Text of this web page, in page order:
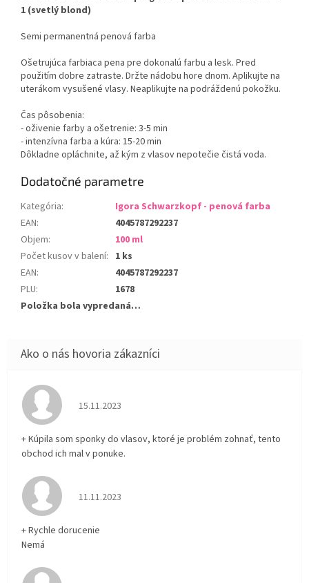
1 (svetlý blond)
Semi permanentná penová farba
Ošetrujúca farbiaca pena pre dokonalú farbu a lesk. Pred
použitím dobre zatraste. Držte nádobu hore dnom. Aplikujte na
uterákom vysušené vlasy. Neaplikujte na podráždenú pokožku.
Čas pôsobenia:
- oživenie farby a ošetrenie: 3-5 min
- intenzívna farba a kúra: 15-20 min
Dôkladne opláchnite, až kým z vlasov nepotečie čistá voda.
Dodatočné parametre
Kategória:
Igora Schwarzkopf - penová farba
EAN:
4045787292237
Objem:
100 ml
Počet kusov v balení: 1 ks
EAN:
4045787292237
PLU:
1678
Položka bola vypredaná…
Hodnotenie obchodu je 5 z 5 hviezdičiek.
15.11.2023
+ Kúpila som sponky do vlasov, ktoré je problém zohnať, tento
obchod ich mal v ponuke.
Hodnotenie obchodu je 5 z 5 hviezdičiek.
11.11.2023
+ Rychle dorucenie
Nemá